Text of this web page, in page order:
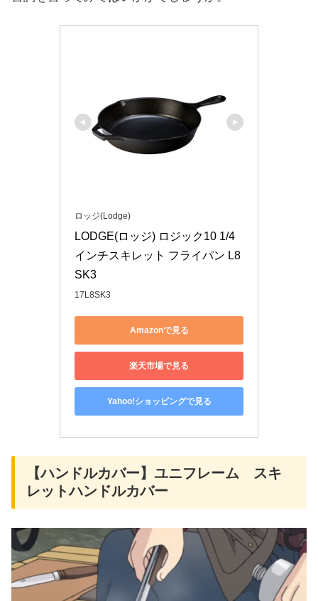
ロッジ(Lodge)
LODGE(ロッジ) ロジック10 1/4
インチスキレット フライパン L8
SK3
17L8SK3
Amazonで見る
楽天市場で見る
Yahoo!ショッピングで見る
【ハンドルカバー】ユニフレーム スキ
レットハンドルカバー